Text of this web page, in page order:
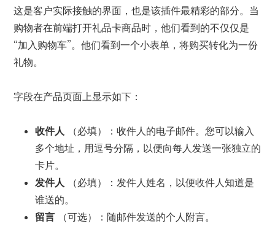
这是客户实际接触的界面，也是该插件最精彩的部分。当
购物者在前端打开礼品卡商品时，他们看到的不仅仅是
“加入购物车”。他们看到一个小表单，将购买转化为一份
礼物。
字段在产品页面上显示如下：
收件人 （必填）：收件人的电子邮件。您可以输入
多个地址，用逗号分隔，以便向每人发送一张独立的
卡片。
发件人 （必填）：发件人姓名，以便收件人知道是
谁送的。
留言 （可选）：随邮件发送的个人附言。